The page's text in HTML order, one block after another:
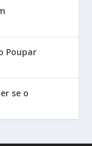
Poupar
se o